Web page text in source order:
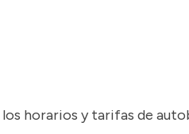
horarios y tarifas de